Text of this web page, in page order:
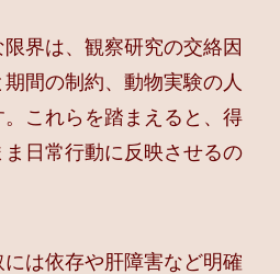
界は、観察研究の交絡因
間の制約、動物実験の人
これらを踏まえると、得
日常行動に反映させるの
は依存や肝障害など明確